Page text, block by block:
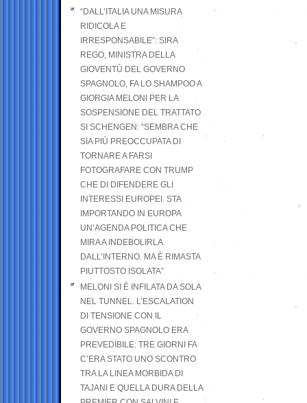
“DALL’ITALIA UNA MISURA
RIDICOLA E
IRRESPONSABILE”: SIRA
REGO, MINISTRA DELLA
GIOVENTÙ DEL GOVERNO
SPAGNOLO, FA LO SHAMPOO A
GIORGIA MELONI PER LA
SOSPENSIONE DEL TRATTATO
SI SCHENGEN: “SEMBRA CHE
SIA PIÙ PREOCCUPATA DI
TORNARE A FARSI
FOTOGRAFARE CON TRUMP
CHE DI DIFENDERE GLI
INTERESSI EUROPEI. STA
IMPORTANDO IN EUROPA
UN’AGENDA POLITICA CHE
MIRA A INDEBOLIRLA
DALL’INTERNO. MA È RIMASTA
PIUTTOSTO ISOLATA”
MELONI SI È INFILATA DA SOLA
NEL TUNNEL. L’ESCALATION
DI TENSIONE CON IL
GOVERNO SPAGNOLO ERA
PREVEDIBILE: TRE GIORNI FA
C’ERA STATO UNO SCONTRO
TRA LA LINEA MORBIDA DI
TAJANI E QUELLA DURA DELLA